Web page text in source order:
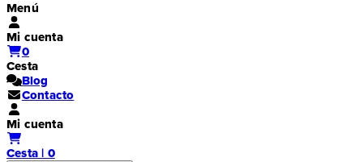
Menú
Mi cuenta
0
Cesta
Blog
Contacto
Mi cuenta
Cesta | 0